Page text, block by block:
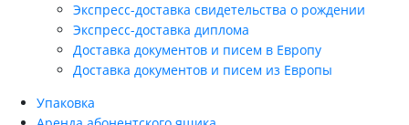
Экспресс-доставка свидетельства о рождении
Экспресс-доставка диплома
Доставка документов и писем в Европу
Доставка документов и писем из Европы
Упаковка